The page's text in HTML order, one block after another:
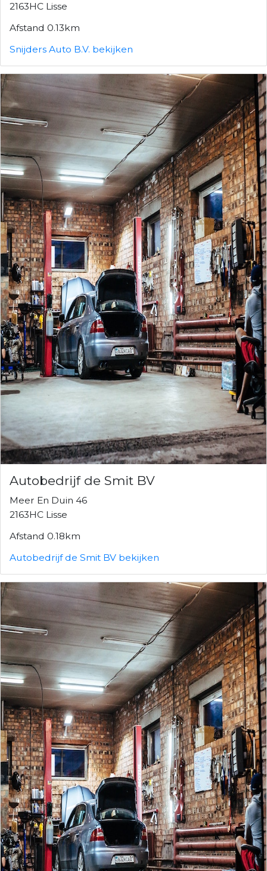
2163HC Lisse
Afstand 0.13km
Snijders Auto B.V. bekijken
Autobedrijf de Smit BV
Meer En Duin 46
2163HC Lisse
Afstand 0.18km
Autobedrijf de Smit BV bekijken